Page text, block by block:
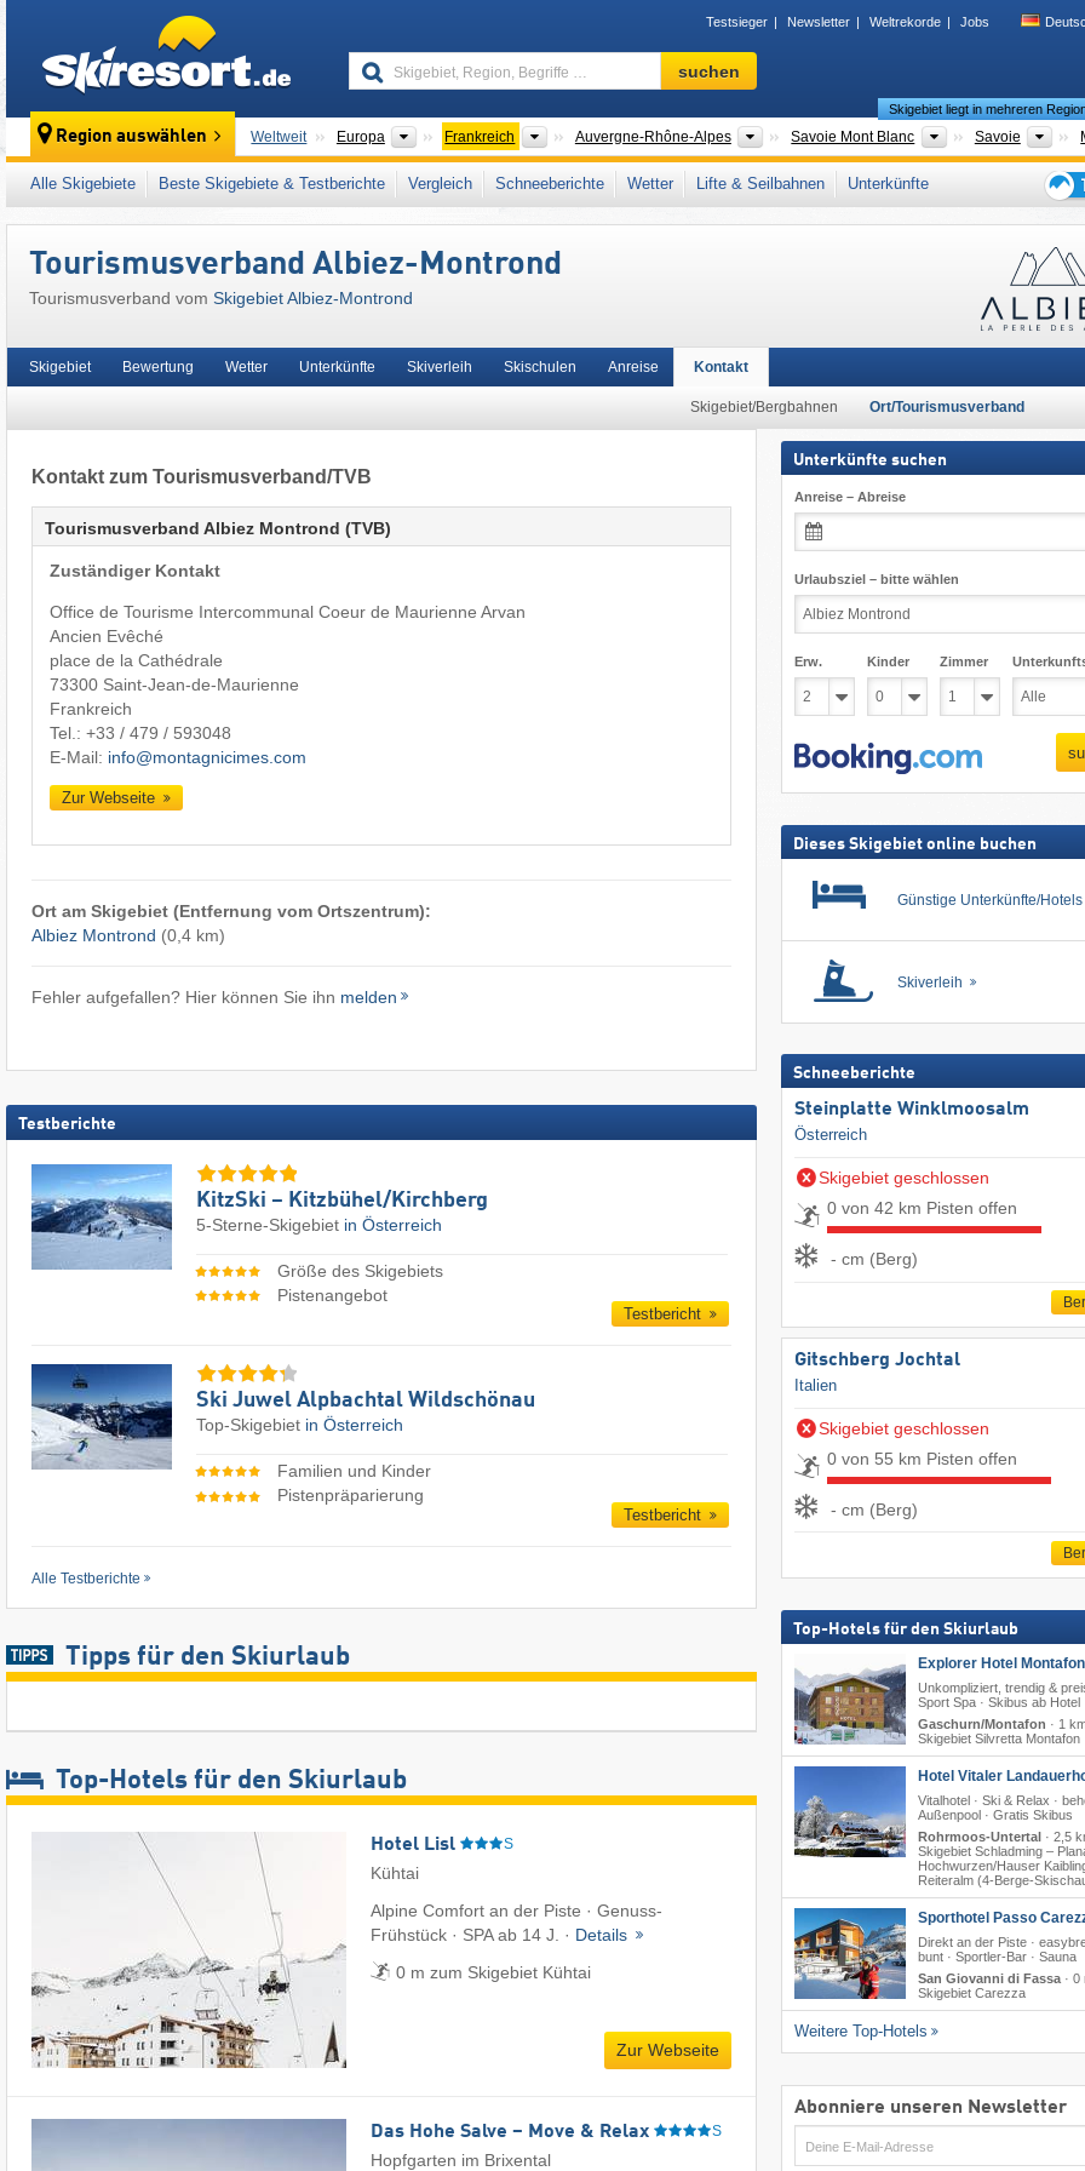
Testsieger Newsletter Weltrekorde Jobs
Skigebiet,
Region,
…
suchen
Region auswählen Weltweit Europa Kontinente
Frankreich LänderAuvergne-Rhône-Alpes Neue Regionen
Savoie Mont Blanc Tourismusregionen
Savoie
Skigebiet liegt in mehreren
Dieses Skigebiet liegt auch in: Saint-Jean-de-Maurienne Dauphiné-Alpen Nördliche Französische Alpen
,
Westalpen Alpen Europäische Union
Alle Skigebiete Beste Skigebiete & Testberichte Vergleich Schneeberichte Wetter Lifte & Seilbahnen
Unterkünfte
den
Tourismusverband Albiez-Montrond
Tourismusverband vom Skigebiet Albiez-Montrond
Skigebiet Bewertung Wetter Unterkünfte Skiverleih Skischulen Anreise Kontakt
Skigebiet/Bergbahnen Ort/Tourismusverband
Kontakt zum Tourismusverband/TVB
Tourismusverband Albiez Montrond (TVB)
Zuständiger Kontakt
Office de Tourisme Intercommunal Coeur de Maurienne Arvan
Ancien Evêché
place de la Cathédrale
73300 Saint-Jean-de-Maurienne
Frankreich
Tel.: +33 / 479 / 593048
E-Mail: info@montagnicimes.com
Zur Webseite
Ort am Skigebiet (Entfernung vom Ortszentrum):
Albiez Montrond (0,4 km)
Fehler aufgefallen? Hier können Sie ihn melden
Testberichte
KitzSki – Kitzbühel/​Kirchberg
5-Sterne-Skigebiet in Österreich
Größe des Skigebiets
Pistenangebot
Testbericht
Ski Juwel Alpbachtal Wildschönau
Top-Skigebiet in Österreich
Familien und Kinder
Pistenpräparierung
Testbericht
Alle Testberichte
Tipps für den Skiurlaub
Top-Hotels für den Skiurlaub
Hotel Lisl S
Kühtai
Alpine Comfort an der Piste · Genuss-
Frühstück · SPA ab 14 J. · Details
0 m zum Skigebiet Kühtai
Zur Webseite
Das Hohe Salve – Move & Relax S
Hopfgarten im Brixental
Unterkünfte suchen
Anreise – Abreise
Urlaubsziel – bitte wählen
Erw. Kinder Zimmer
Dieses Skigebiet online buchen
Günstige Unterkünfte/Hotels
Skiverleih
Schneeberichte
Steinplatte Winklmoosalm
Österreich
Skigebiet geschlossen
0 von 42 km Pisten offen
- cm (Berg)
Gitschberg Jochtal
Italien
Skigebiet geschlossen
0 von 55 km Pisten offen
- cm (Berg)
Top-Hotels für den Skiurlaub
Explorer Hotel Montafon
Unkompliziert, trendig &
Sport Spa · Skibus ab Hotel
Gaschurn/Montafon · 1
Skigebiet Silvretta Montafon
Hotel Vitaler
Vitalhotel · Ski & Relax ·
Außenpool · Gratis Skibus
Rohrmoos-Untertal· 2,5
Skigebiet Schladming –
Hochwurzen/​Hauser
Reiteralm (4-Berge-
Sporthotel Passo
Direkt an der Piste ·
bunt · Sportler-Bar · Sauna
San Giovanni di Fassa· 0
Skigebiet Carezza
Weitere Top-Hotels
Abonniere unseren Newsletter
E-